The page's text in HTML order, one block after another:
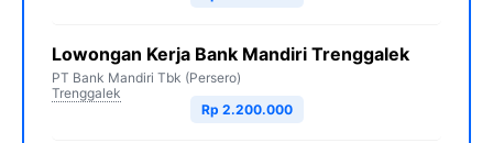
Lowongan Kerja Bank Mandiri Trenggalek
PT Bank Mandiri Tbk (Persero)
Trenggalek
Rp 2.200.000